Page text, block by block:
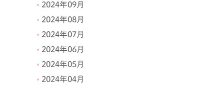
2024年09月
2024年08月
2024年07月
2024年06月
2024年05月
2024年04月